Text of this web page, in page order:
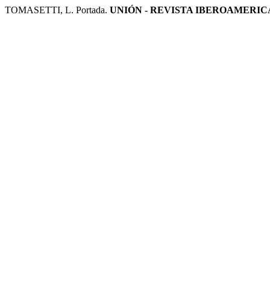
TOMASETTI, L. Portada. UNIÓN - REVISTA